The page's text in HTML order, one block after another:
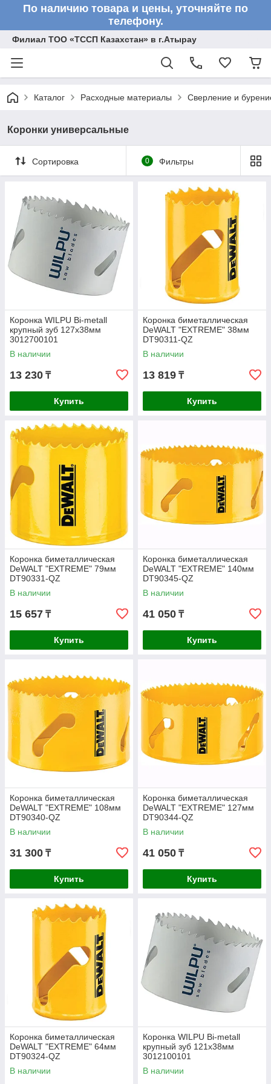
По наличию товара и цены, уточняйте по
телефону.
Филиал ТОО «ТССП Казахстан» в г.Атырау
Каталог Расходные материалы Сверление и
Коронки универсальные
Сортировка 0 Фильтры
Коронка WILPU Bi-metall
крупный зуб 127х38мм
3012700101
В наличии
13 230 ₸
Купить
Коронка биметаллическая
DeWALT "EXTREME" 38мм
DT90311-QZ
В наличии
13 819 ₸
Купить
Коронка биметаллическая
DeWALT "EXTREME" 79мм
DT90331-QZ
В наличии
15 657 ₸
Купить
Коронка биметаллическая
DeWALT "EXTREME" 140мм
DT90345-QZ
В наличии
41 050 ₸
Купить
Коронка биметаллическая
DeWALT "EXTREME" 108мм
DT90340-QZ
В наличии
31 300 ₸
Купить
Коронка биметаллическая
DeWALT "EXTREME" 127мм
DT90344-QZ
В наличии
41 050 ₸
Купить
Коронка биметаллическая
DeWALT "EXTREME" 64мм
DT90324-QZ
В наличии
Коронка WILPU Bi-metall
крупный зуб 121х38мм
3012100101
В наличии